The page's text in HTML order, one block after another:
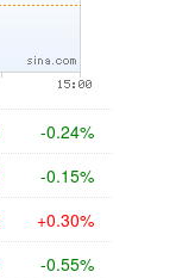
-0.24%
-0.15%
+0.30%
-0.55%